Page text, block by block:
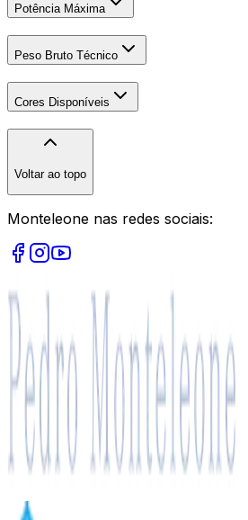
Potência Máxima
Peso Bruto Técnico
Cores Disponíveis
Voltar ao topo
Monteleone nas redes sociais: